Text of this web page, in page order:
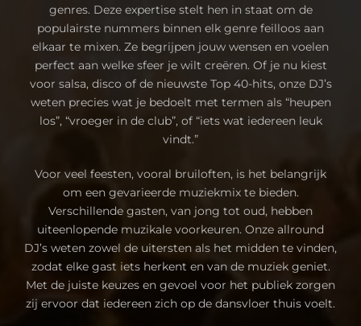
genres. Deze expertise stelt hen in staat om de
populairste nummers binnen elk genre feilloos aan
elkaar te mixen. Ze begrijpen jouw wensen en voelen
perfect aan welke sfeer je wilt creëren. Of je nu kiest
voor salsa, disco of de nieuwste Top 40-hits, onze DJ’s
weten precies wat je bedoelt met termen als “heupen
los”, “vroeger in de club”, of “iets wat iedereen leuk
vindt.”
Voor veel feesten, vooral bruiloften, is het belangrijk
om een gevarieerde muziekmix te bieden.
Verschillende gasten, van jong tot oud, hebben
uiteenlopende muzikale voorkeuren. Onze allround
DJ’s weten zowel de uitersten als het midden te vinden,
zodat elke gast iets herkent en van de muziek geniet.
Met de juiste keuzes en gevoel voor het publiek zorgen
zij ervoor dat iedereen zich op de dansvloer thuis voelt.